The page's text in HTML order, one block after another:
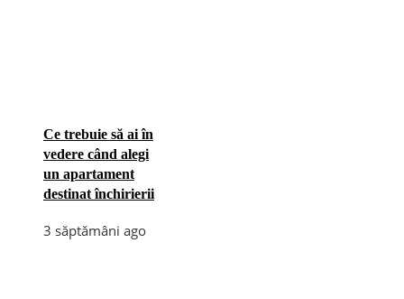
Ce trebuie să ai în
vedere când alegi
un apartament
destinat închirierii
3 săptămâni ago